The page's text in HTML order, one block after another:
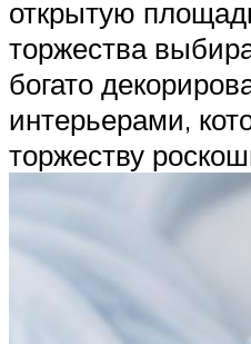
открытую
торжества
богато
интерьерами,
торжеству